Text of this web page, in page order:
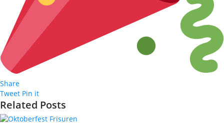
Share
Tweet Pin it
Related Posts